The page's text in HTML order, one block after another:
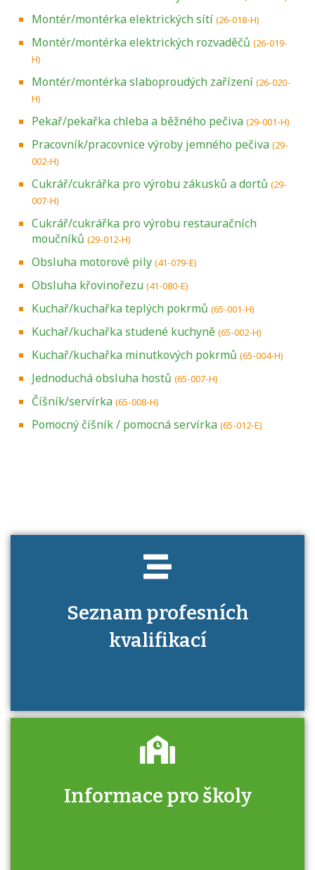
Montér/montérka elektrických sítí (26-018-H)
Montér/montérka elektrických rozvaděčů (26-019-
H)
Montér/montérka slaboproudých zařízení (26-020-
H)
Pekař/pekařka chleba a běžného pečiva (29-001-H)
Pracovník/pracovnice výroby jemného pečiva (29-
002-H)
Cukrář/cukrářka pro výrobu zákusků a dortů (29-
007-H)
Cukrář/cukrářka pro výrobu restauračních
moučníků (29-012-H)
Obsluha motorové pily (41-079-E)
Obsluha křovinořezu (41-080-E)
Kuchař/kuchařka teplých pokrmů (65-001-H)
Kuchař/kuchařka studené kuchyně (65-002-H)
Kuchař/kuchařka minutkových pokrmů (65-004-H)
Jednoduchá obsluha hostů (65-007-H)
Číšník/servírka (65-008-H)
Pomocný číšník / pomocná servírka (65-012-E)
Seznam profesních
kvalifikací
Projděte si seznam profesních kvalifikací.
Informace pro školy
Zjistěte, jak se přihlásit ke zkoušce a kde